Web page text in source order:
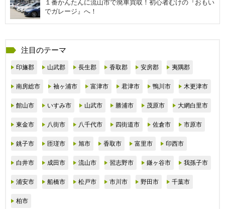
１番かんたんに流山市で廃車買取！初心者むけの『おもい
でガレージ』へ！
注目のテーマ
印旛郡 山武郡 長生郡 香取郡 安房郡 夷隅郡
南房総市 袖ヶ浦市 富津市 君津市 鴨川市 木更津市
館山市 いすみ市 山武市 勝浦市 茂原市 大網白里市
東金市 八街市 八千代市 四街道市 佐倉市 市原市
銚子市 匝瑳市 旭市 香取市 富里市 印西市
白井市 成田市 流山市 習志野市 鎌ヶ谷市 我孫子市
浦安市 船橋市 松戸市 市川市 野田市 千葉市
柏市